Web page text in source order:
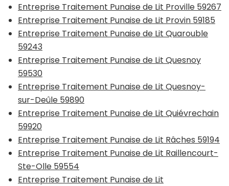
Entreprise Traitement Punaise de Lit Proville 59267
Entreprise Traitement Punaise de Lit Provin 59185
Entreprise Traitement Punaise de Lit Quarouble
59243
Entreprise Traitement Punaise de Lit Quesnoy
59530
Entreprise Traitement Punaise de Lit Quesnoy-
sur-Deûle 59890
Entreprise Traitement Punaise de Lit Quiévrechain
59920
Entreprise Traitement Punaise de Lit Râches 59194
Entreprise Traitement Punaise de Lit Raillencourt-
Ste-Olle 59554
Entreprise Traitement Punaise de Lit